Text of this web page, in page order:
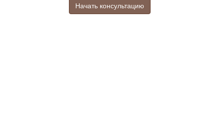
Начать консультацию